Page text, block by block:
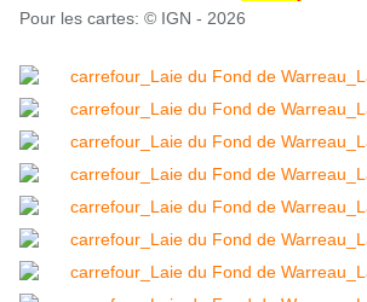
Pour les cartes: © IGN - 2026